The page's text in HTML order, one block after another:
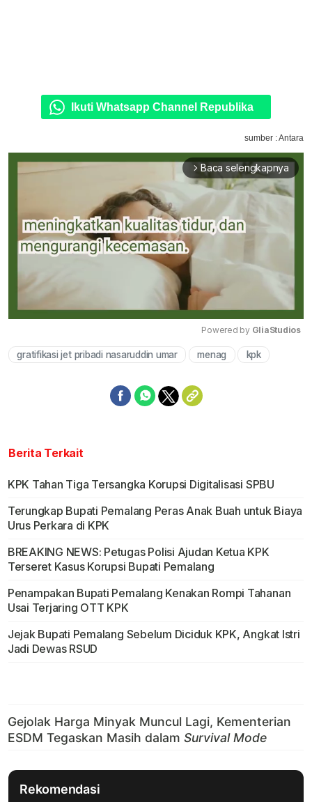
Ikuti Whatsapp Channel Republika
sumber : Antara
arrow_forward_ios Baca selengkapnya
Mute
Powered by GliaStudios
gratifikasi jet pribadi nasaruddin umar menag kpk
Berita Terkait
KPK Tahan Tiga Tersangka Korupsi Digitalisasi SPBU
Terungkap Bupati Pemalang Peras Anak Buah untuk Biaya
Urus Perkara di KPK
BREAKING NEWS: Petugas Polisi Ajudan Ketua KPK
Terseret Kasus Korupsi Bupati Pemalang
Penampakan Bupati Pemalang Kenakan Rompi Tahanan
Usai Terjaring OTT KPK
Jejak Bupati Pemalang Sebelum Diciduk KPK, Angkat Istri
Jadi Dewas RSUD
Rekomendasi